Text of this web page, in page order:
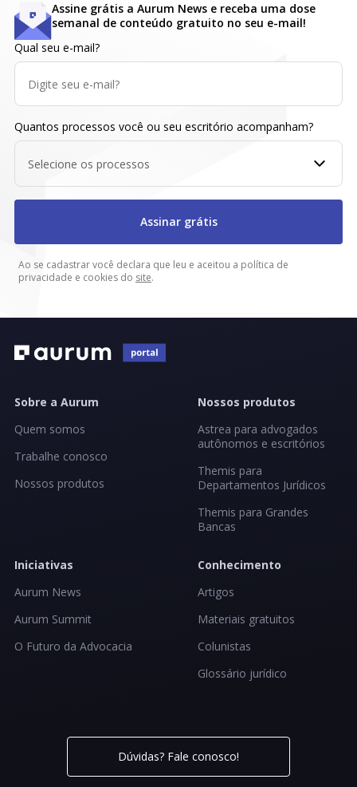
Assine grátis a Aurum News e receba uma dose
semanal de conteúdo gratuito no seu e-mail!
Qual seu e-mail?
Quantos processos você ou seu escritório acompanham?
Selecione os processos
Assinar grátis
Ao se cadastrar você declara que leu e aceitou a política de
privacidade e cookies do site.
Sobre a Aurum
Quem somos
Trabalhe conosco
Nossos produtos
Nossos produtos
Astrea para advogados
autônomos e escritórios
Themis para
Departamentos Jurídicos
Themis para Grandes
Bancas
Iniciativas
Aurum News
Aurum Summit
O Futuro da Advocacia
Conhecimento
Artigos
Materiais gratuitos
Colunistas
Glossário jurídico
Dúvidas? Fale conosco!